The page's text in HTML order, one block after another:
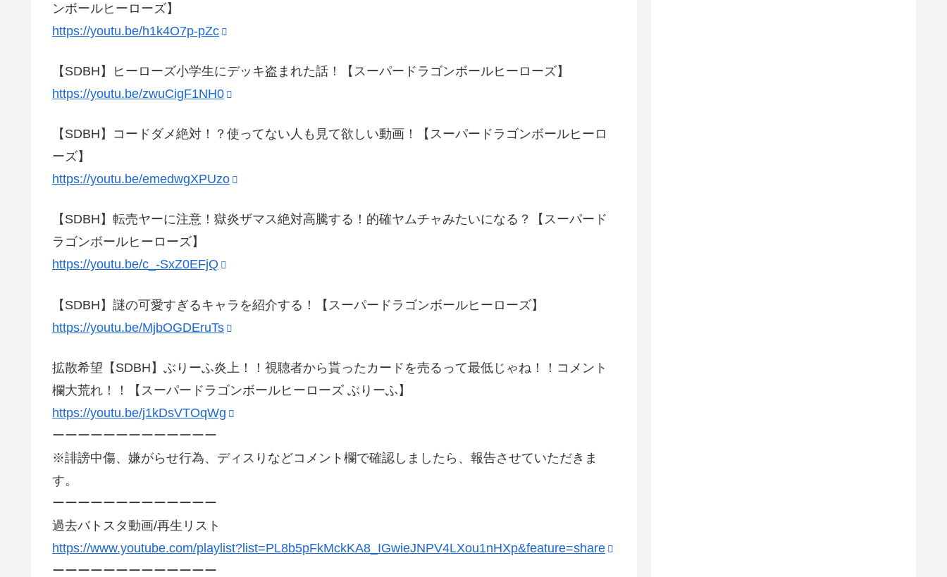
ンボールヒーローズ】
https://youtu.be/h1k4O7p-pZc
【SDBH】ヒーローズ小学生にデッキ盗まれた話！【スーパードラゴンボールヒーローズ】
https://youtu.be/zwuCigF1NH0
【SDBH】コードダメ絶対！？使ってない人も見て欲しい動画！【スーパードラゴンボールヒーロ
ーズ】
https://youtu.be/emedwgXPUzo
【SDBH】転売ヤーに注意！獄炎ザマス絶対高騰する！的確ヤムチャみたいになる？【スーパード
ラゴンボールヒーローズ】
https://youtu.be/c_-SxZ0EFjQ
【SDBH】謎の可愛すぎるキャラを紹介する！【スーパードラゴンボールヒーローズ】
https://youtu.be/MjbOGDEruTs
拡散希望【SDBH】ぶりーふ炎上！！視聴者から貰ったカードを売るって最低じゃね！！コメント
欄大荒れ！！【スーパードラゴンボールヒーローズ ぶりーふ】
https://youtu.be/j1kDsVTOqWg
ーーーーーーーーーーーーー
※誹謗中傷、嫌がらせ行為、ディスりなどコメント欄で確認しましたら、報告させていただきま
す。
ーーーーーーーーーーーーー
過去バトスタ動画/再生リスト
https://www.youtube.com/playlist?list=PL8b5pFkMckKA8_IGwieJNPV4LXou1nHXp&feature=share
ーーーーーーーーーーーーー